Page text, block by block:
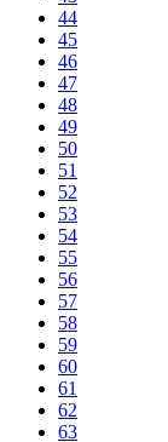
44
45
46
47
48
49
50
51
52
53
54
55
56
57
58
59
60
61
62
63